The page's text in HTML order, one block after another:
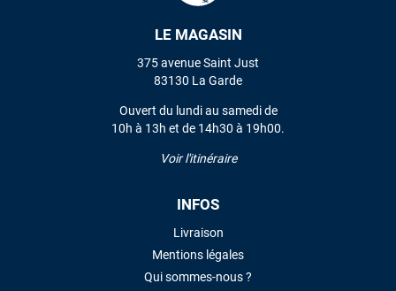
LE MAGASIN
375 avenue Saint Just
83130 La Garde
Ouvert du lundi au samedi de
10h à 13h et de 14h30 à 19h00.
Voir l'itinéraire
INFOS
Livraison
Mentions légales
Qui sommes-nous ?
VOIR TOUS LES AVIS
LAISSER UN AVIS